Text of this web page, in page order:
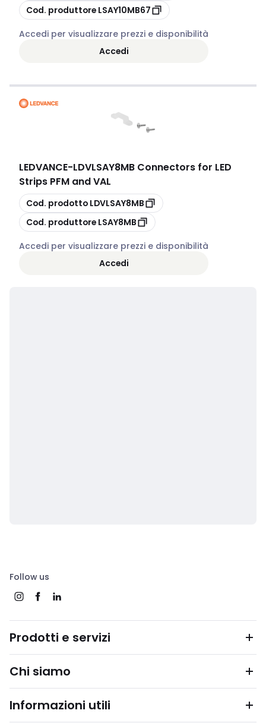
copia
Cod. produttore LSAY10MB67
Accedi per visualizzare prezzi e disponibilità
Accedi
LEDVANCE-LDVLSAY8MB Connectors for LED
Strips PFM and VAL
copia
Cod. prodotto LDVLSAY8MB
copia
Cod. produttore LSAY8MB
Accedi per visualizzare prezzi e disponibilità
Accedi
Follow us
Prodotti e servizi
Chi siamo
Informazioni utili